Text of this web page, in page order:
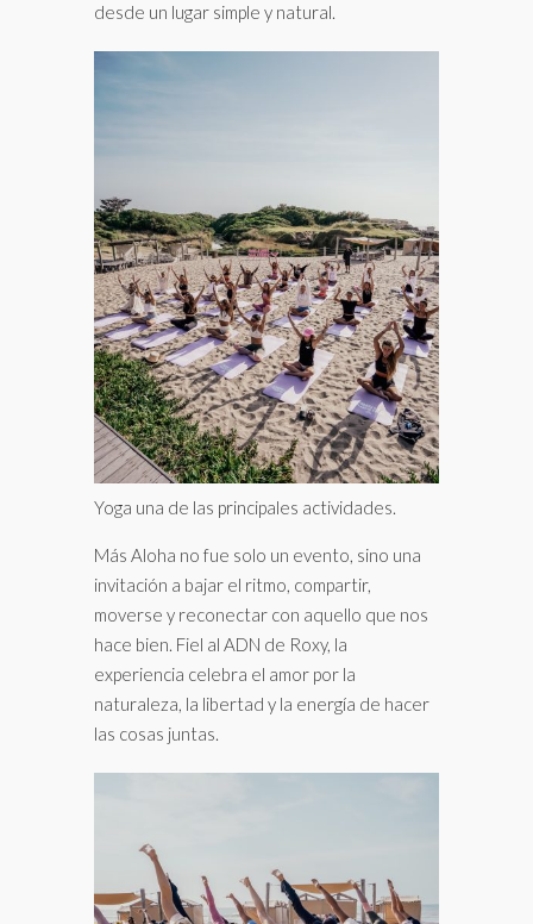
desde un lugar simple y natural.
Yoga una de las principales actividades.
Más Aloha no fue solo un evento, sino una
invitación a bajar el ritmo, compartir,
moverse y reconectar con aquello que nos
hace bien. Fiel al ADN de Roxy, la
experiencia celebra el amor por la
naturaleza, la libertad y la energía de hacer
las cosas juntas.